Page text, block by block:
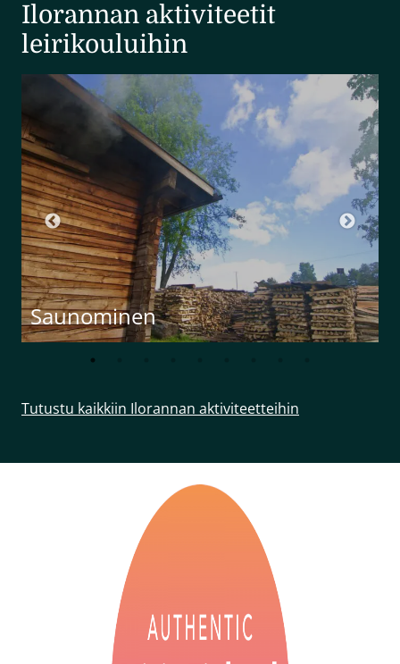
Ilorannan aktiviteetit
leirikouluihin
Saunominen
Tutustu kaikkiin Ilorannan aktiviteetteihin